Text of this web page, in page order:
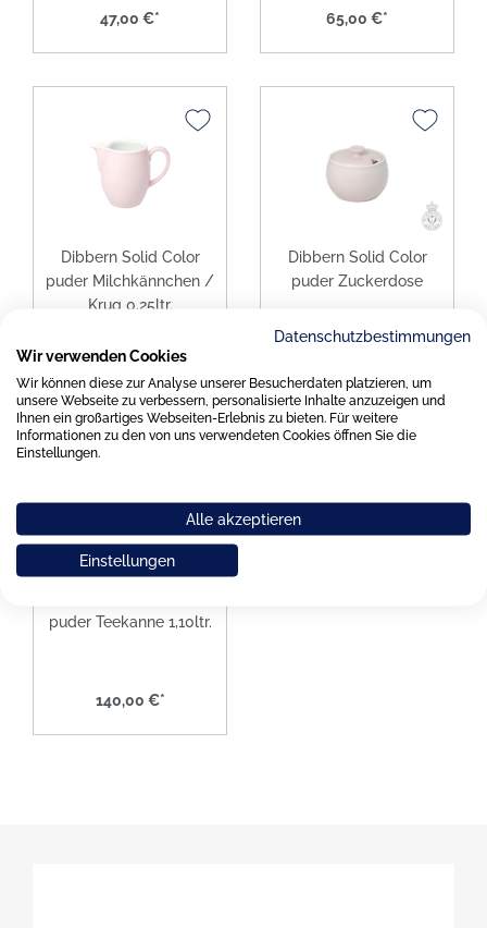
47,00 €* 65,00 €*
Dibbern Solid Color
puder Milchkännchen /
Krug 0,25ltr.
53,00 €*
Dibbern Solid Color
puder Zuckerdose
puder Teekanne 1,10ltr.
140,00 €*
Datenschutzbestimmungen
Wir verwenden Cookies
Wir können diese zur Analyse unserer Besucherdaten platzieren, um
unsere Webseite zu verbessern, personalisierte Inhalte anzuzeigen und
Ihnen ein großartiges Webseiten-Erlebnis zu bieten. Für weitere
Informationen zu den von uns verwendeten Cookies öffnen Sie die
Einstellungen.
Alle akzeptieren
Einstellungen